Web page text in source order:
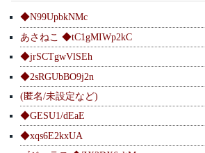
◆N99UpbkNMc
あさねこ ◆tC1gMIWp2kC
◆jrSCTgwVlSEh
◆2sRGUbBO9j2n
(匿名/未設定など)
◆GESU1/dEaE
◆xqs6E2kxUA